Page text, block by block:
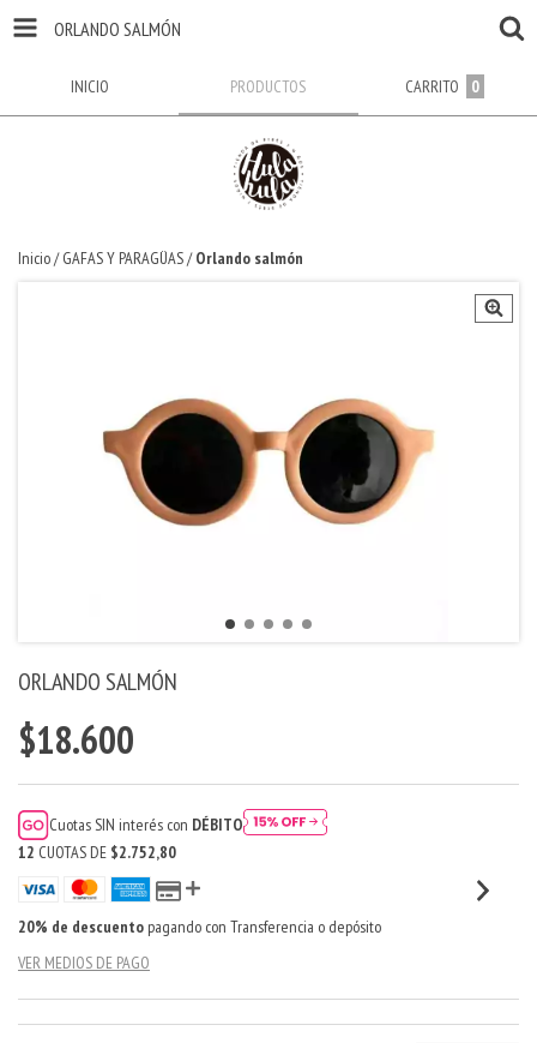
ORLANDO SALMÓN
INICIO PRODUCTOS CARRITO 0
Inicio/ GAFAS Y PARAGÜAS/ Orlando salmón
ORLANDO SALMÓN
$18.600
Cuotas SIN interés con DÉBITO
12 CUOTAS DE $2.752,80
20% de descuento pagando con Transferencia o depósito
VER MEDIOS DE PAGO